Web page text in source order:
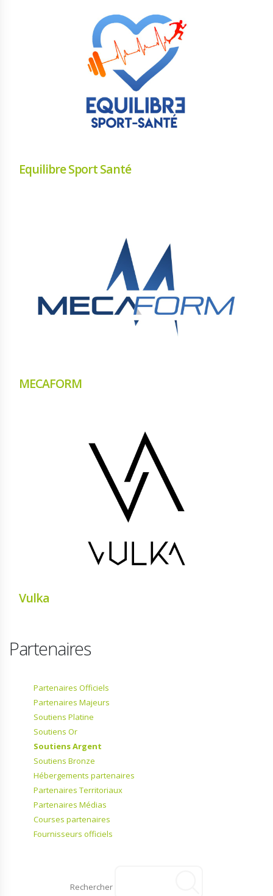
Equilibre Sport Santé
MECAFORM
Vulka
Partenaires
Partenaires Officiels
Partenaires Majeurs
Soutiens Platine
Soutiens Or
Soutiens Argent
Soutiens Bronze
Hébergements partenaires
Partenaires Territoriaux
Partenaires Médias
Courses partenaires
Fournisseurs officiels
Rechercher